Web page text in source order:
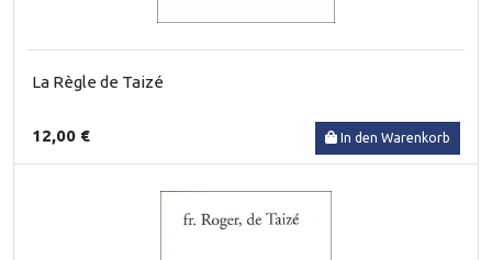
La Règle de Taizé
12,00 € In den Warenkorb